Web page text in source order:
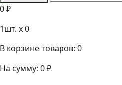
0 ₽
1шт. x0
В корзине товаров: 0
На сумму: 0 ₽